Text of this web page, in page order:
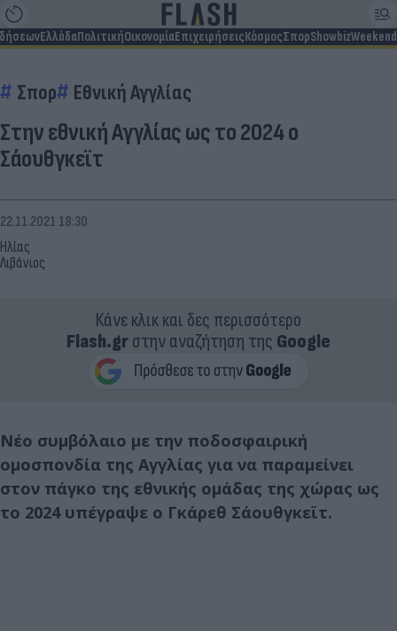
ΕλλάδαΠολιτικήΟικονομίαΕπιχειρήσειςΚόσμοςΣπορShowbizWeekend
Σπορ Εθνική Αγγλίας
Στην εθνική Αγγλίας ως το 2024 ο
Σάουθγκεϊτ
Ηλίας
Λιβάνιος
22.11.2021 18:30
Κάνε κλικ και δες περισσότερο
Flash.grστην αναζήτηση της Google
Νέο συμβόλαιο με την ποδοσφαιρική
ομοσπονδία της Αγγλίας για να παραμείνει
στον πάγκο της εθνικής ομάδας της χώρας ως
το 2024 υπέγραψε ο Γκάρεθ Σάουθγκεϊτ.